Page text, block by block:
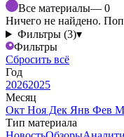
Все материалы— 0
Ничего не найдено.
Фильтры (3)▾
Фильтры
Сбросить всё
Год
20262025
Месяц
Окт Ноя Дек Янв Фев
Тип материала